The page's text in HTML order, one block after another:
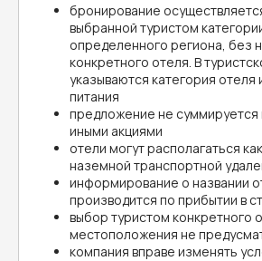
бронирование
выбранной туристом
определенного региона, без
конкретного отеля. В
указываются категория отеля
питания
предложение не суммируется
иными акциями
отели могут располагаться
наземной транспортной
информирование о названии
производится по прибытии в
выбор туристом конкретного
местоположения не
компания вправе изменять